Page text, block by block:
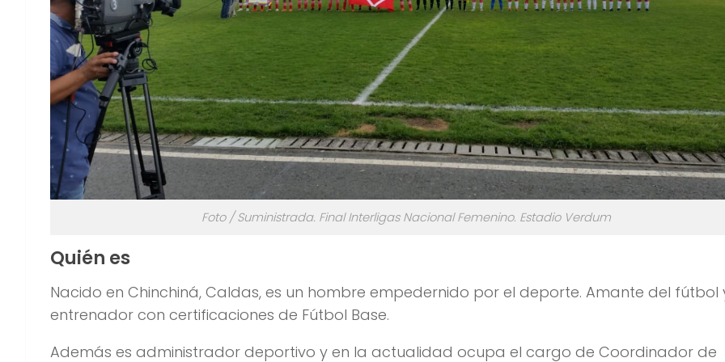
Foto / Suministrada. Final Interligas Nacional Femenino. Estadio Verdum
Quién es
Nacido en Chinchiná, Caldas, es un hombre empedernido por el deporte. Amante del fútbol
entrenador con certificaciones de Fútbol Base.
Además es administrador deportivo y en la actualidad ocupa el cargo de Coordinador de